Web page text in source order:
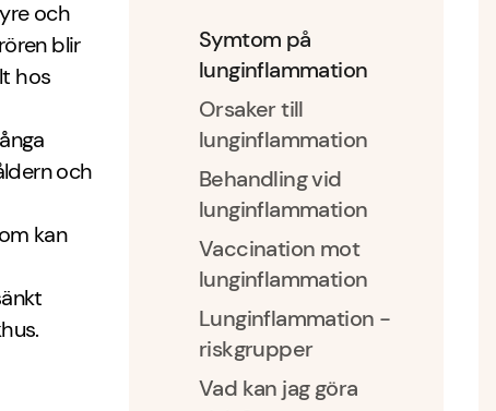
och
blir
hos
och
kan
Symtom på
lunginflammation
Orsaker till
lunginflammation
Behandling vid
lunginflammation
Vaccination mot
lunginflammation
Lunginflammation -
riskgrupper
Vad kan jag göra